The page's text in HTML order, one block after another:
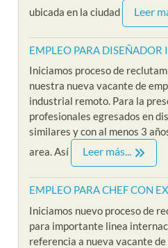
ubicada en la ciudad
Leer
EMPLEO PARA
Iniciamos proceso de
nuestra nueva vacante de
industrial remoto. Para la
profesionales egresados en
similares y con al menos 3
area. Así
Leer más...
EMPLEO PARA CHEF CON
Iniciamos nuevo proceso de
para importante linea
referencia a nueva vacante